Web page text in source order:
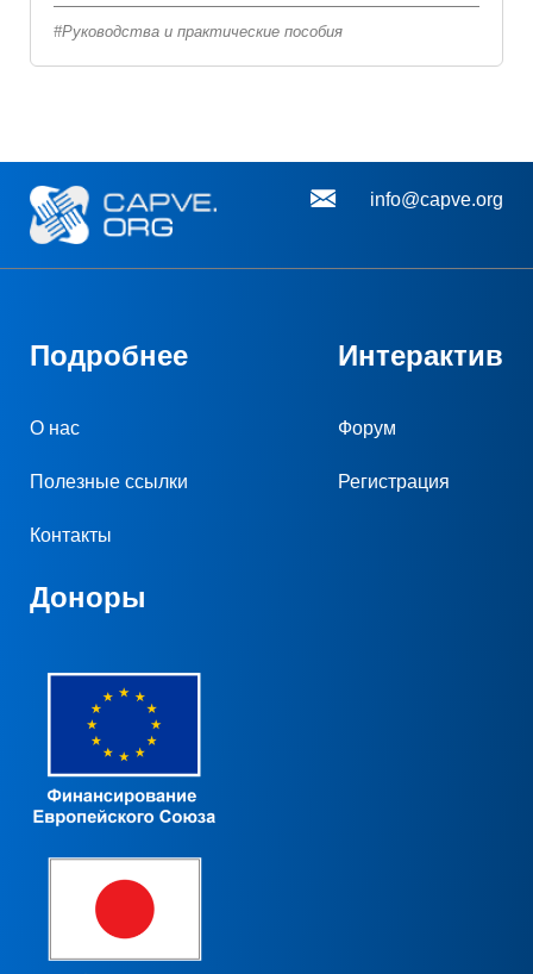
Руководства и практические пособия
info@capve.org
Подробнее
О нас
Полезные ссылки
Контакты
Интерактив
Форум
Регистрация
Доноры